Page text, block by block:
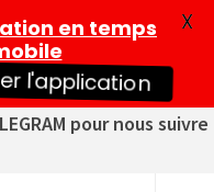
pour nous suivre
en temps
l'application
X